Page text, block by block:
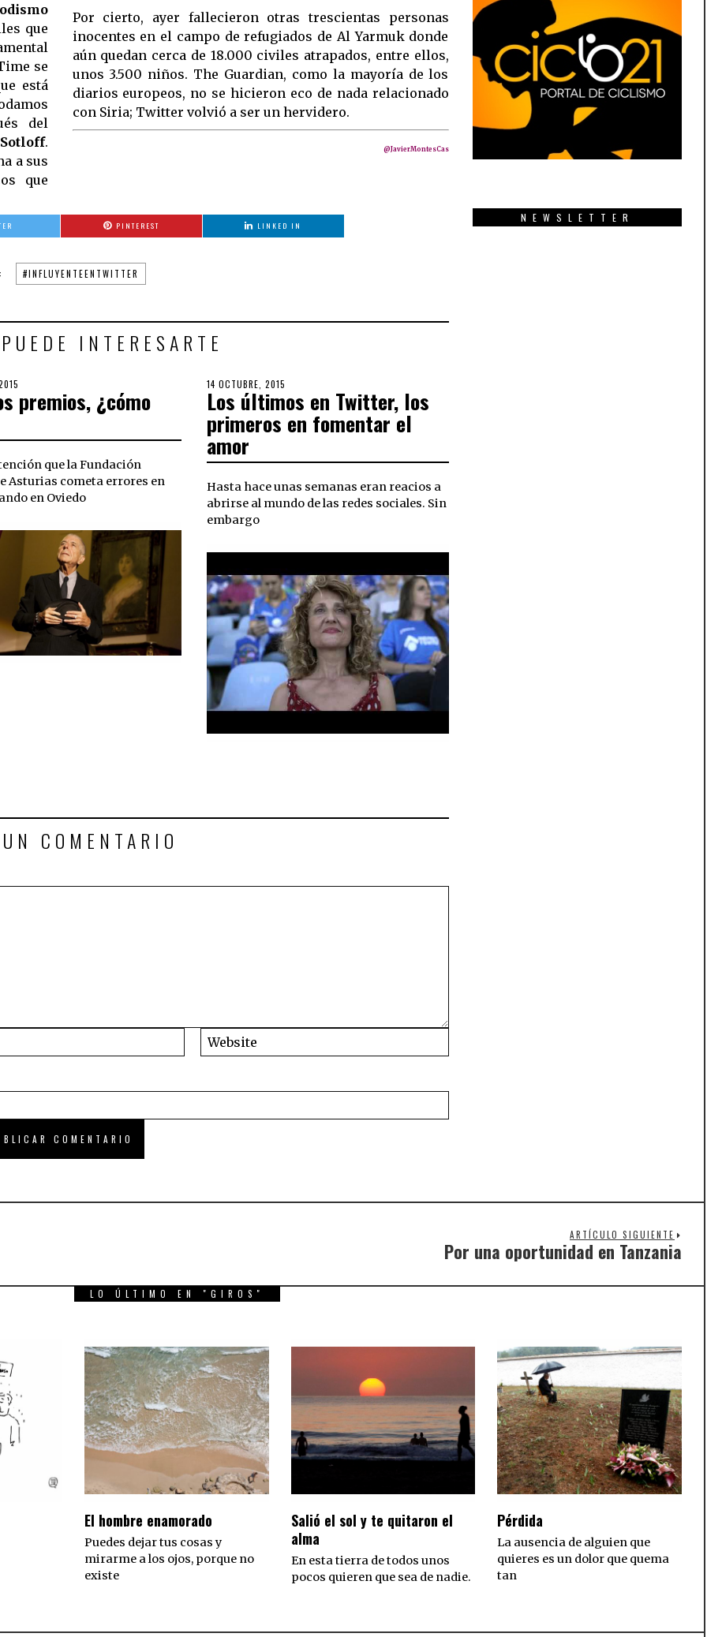
que
se
está
del
.
a sus
que
Por cierto, ayer fallecieron otras trescientas personas
inocentes en el campo de refugiados de Al Yarmuk donde
aún quedan cerca de 18.000 civiles atrapados, entre ellos,
unos 3.500 niños. The Guardian, como la mayoría de los
diarios europeos, no se hicieron eco de nada relacionado
con Siria; Twitter volvió a ser un hervidero.
@JavierMontesCas
PINTEREST LINKED IN
#INFLUYENTEENTWITTER
INTERESARTE
OCTUBRE,
2018
premios, ¿cómo
que la Fundación
Asturias cometa errores en
en Oviedo
POSTED
ON
14 OCTUBRE, 2015
OCTUBRE,
2018
Los últimos en Twitter, los
primeros en fomentar el
amor
Hasta hace unas semanas eran reacios a
abrirse al mundo de las redes sociales. Sin
embargo
COMENTARIO
NEWSLETTER
ARTÍCULO SIGUIENTE
Por una oportunidad en Tanzania
LO ÚLTIMO EN "GIROS"
El hombre enamorado
Puedes dejar tus cosas y
mirarme a los ojos, porque no
existe
Salió el sol y te quitaron el
alma
En esta tierra de todos unos
pocos quieren que sea de nadie.
Pérdida
La ausencia de alguien que
quieres es un dolor que quema
tan